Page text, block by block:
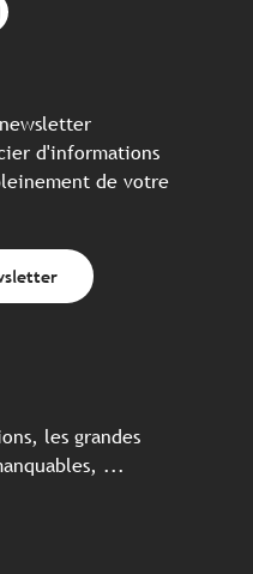
d'informations
de votre
les grandes
...